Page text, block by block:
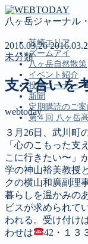
八ヶ岳ジャーナル
韮崎エリア
ズームアイ
八ヶ岳自然散策
イベント紹介
投稿コーナー
新聞
定期購読のご案
第４回 八ヶ岳
MENU
韮崎エリア
ズームアイ
八ヶ岳自然散
イベント紹介
投稿コーナー
新聞
2016.03.26
未分類
支え合いを
webtoday
３月26日、武川町
「心のこもった支
こに行きたい〜」
学の神山裕美教授
クの横山和廣副理
暮らしを温かみの
ビスが求められて
われる。受け付け
わせは
42・１３